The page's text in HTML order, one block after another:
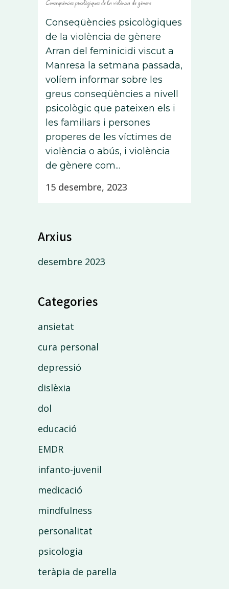
Conseqüències psicològiques de la violència de gènere
Conseqüències psicològiques
de la violència de gènere
Arran del feminicidi viscut a
Manresa la setmana passada,
volíem informar sobre les
greus conseqüències a nivell
psicològic que pateixen els i
les familiars i persones
properes de les víctimes de
violència o abús, i violència
de gènere com...
15 desembre, 2023
Arxius
desembre 2023
Categories
ansietat
cura personal
depressió
dislèxia
dol
educació
EMDR
infanto-juvenil
medicació
mindfulness
personalitat
psicologia
teràpia de parella